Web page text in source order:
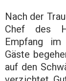
Nach der
Chef des
Empfang
Gäste
auf den